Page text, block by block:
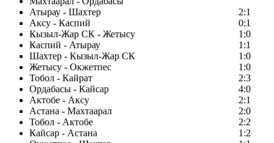
Атырау - Шахтер
2:1
Аксу - Каспий
0:1
Кызыл-Жар СК - Жетысу
1:0
Каспий - Атырау
1:1
Шахтер - Кызыл-Жар СК
1:0
Жетысу - Окжетпес
1:0
Тобол - Кайрат
2:3
Ордабасы - Кайсар
4:0
Актобе - Аксу
2:1
Астана - Махтаарал
2:0
Тобол - Актобе
2:2
Кайсар - Астана
1:2